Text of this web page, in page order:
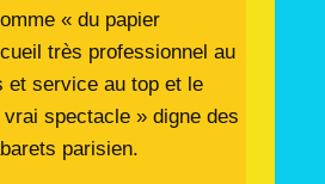
« du papier
très professionnel au
et service au top et le
spectacle » digne des
parisien.